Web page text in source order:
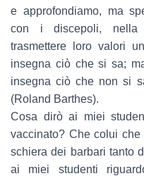
e approfondiamo, ma
con i discepoli, nella
trasmettere loro valori
insegna ciò che si sa;
insegna ciò che non si
(Roland Barthes).
Cosa dirò ai miei
vaccinato? Che colui
schiera dei barbari tanto
ai miei studenti